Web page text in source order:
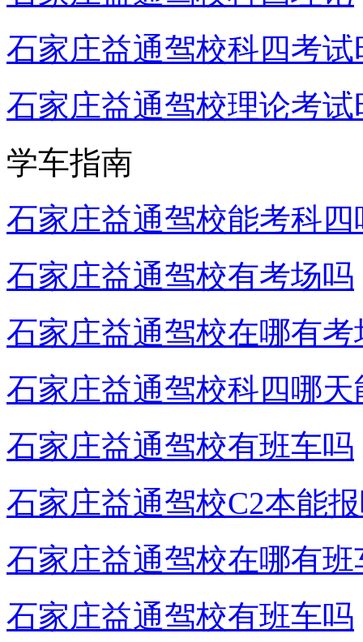
石家庄益通驾校科四考试
石家庄益通驾校理论考试
学车指南
石家庄益通驾校能考科四
石家庄益通驾校有考场吗
石家庄益通驾校在哪有考
石家庄益通驾校科四哪天
石家庄益通驾校有班车吗
石家庄益通驾校C2本能
石家庄益通驾校在哪有班
石家庄益通驾校有班车吗